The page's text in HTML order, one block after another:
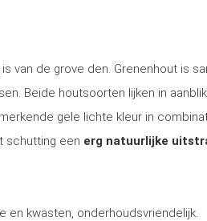
van de grove den. Grenenhout is
Beide houtsoorten lijken in
gele lichte kleur in
schutting een erg natuurlijke
en kwasten, onderhoudsvriendelijk.